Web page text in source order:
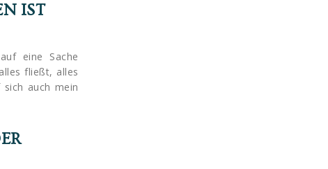
IST V
eine Sache
fließt, alles
auch mein